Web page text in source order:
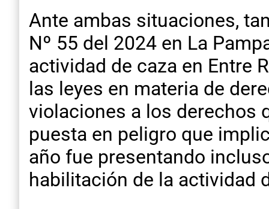
Ante ambas situaciones,
Nº 55 del 2024 en La
actividad de caza en Entre
las leyes en materia de
violaciones a los derechos
puesta en peligro que
año fue presentando
habilitación de la actividad